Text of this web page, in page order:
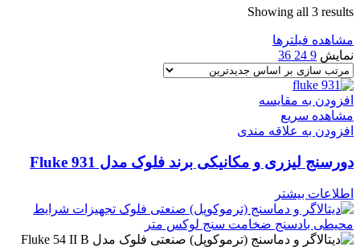
Showing all 3 results
مشاهده فیلترها
نمایش 9
24
36
افزودن به مقایسه
مشاهده سریع
افزودن به علاقه مندی
دورسنج لیزری و مکانیکی برند فلوک مدل Fluke 931
اطلاعات بیشتر